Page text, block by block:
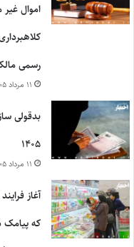
اموال غیر
رسمی
۱۱ مرداد ۱۴۰۵
بدقولی
۱۴۰۵
۱۱ مرداد ۱۴۰۵
آغاز
که پیامک